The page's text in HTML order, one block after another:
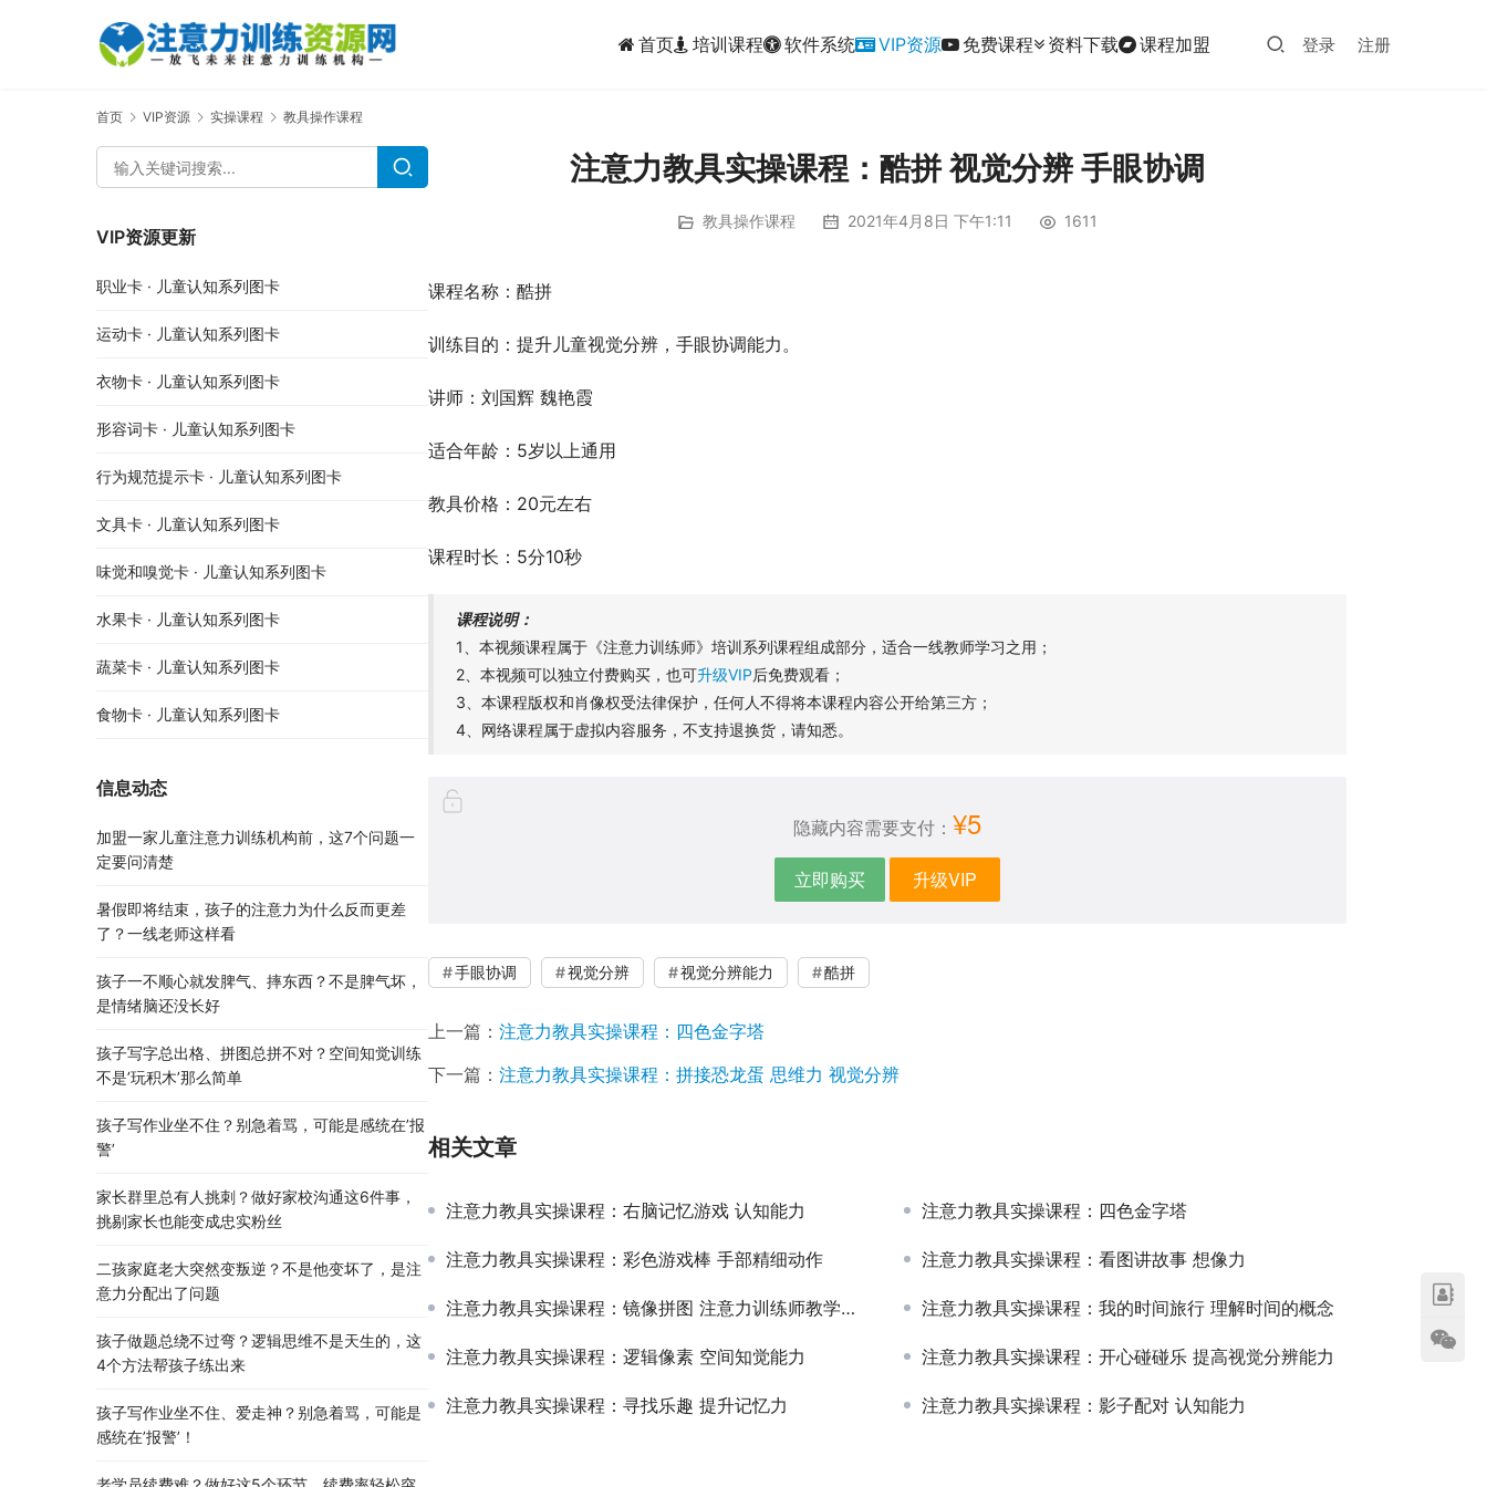
首页 培训课程 软件系统 VIP资源 免费课程 资料下载 课程加盟 登录 注册
首页 VIP资源 实操课程 教具操作课程
注意力教具实操课程：酷拼 视觉分辨 手眼协调
教具操作课程 2021年4月8日 下午1:11 1611
课程名称：酷拼
训练目的：提升儿童视觉分辨，手眼协调能力。
讲师：刘国辉 魏艳霞
适合年龄：5岁以上通用
教具价格：20元左右
课程时长：5分10秒
课程说明：
1、本视频课程属于《注意力训练师》培训系列课程组成部分，适合一线教师学习之用；
2、本视频可以独立付费购买，也可升级VIP后免费观看；
3、本课程版权和肖像权受法律保护，任何人不得将本课程内容公开给第三方；
4、网络课程属于虚拟内容服务，不支持退换货，请知悉。
隐藏内容需要支付： ¥5
立即购买 升级VIP
手眼协调 视觉分辨 视觉分辨能力 酷拼
上一篇： 注意力教具实操课程：四色金字塔
下一篇： 注意力教具实操课程：拼接恐龙蛋 思维力 视觉分辨
相关文章
注意力教具实操课程：右脑记忆游戏 认知能力 注意力教具实操课程：四色金字塔
注意力教具实操课程：彩色游戏棒 手部精细动作 注意力教具实操课程：看图讲故事 想像力
注意力教具实操课程：镜像拼图 注意力训练师教学示范视频教程 注意力教具实操课程：我的时间旅行 理解时间的概念
注意力教具实操课程：逻辑像素 空间知觉能力 注意力教具实操课程：开心碰碰乐 提高视觉分辨能力
注意力教具实操课程：寻找乐趣 提升记忆力 注意力教具实操课程：影子配对 认知能力
VIP资源更新
职业卡 · 儿童认知系列图卡
运动卡 · 儿童认知系列图卡
衣物卡 · 儿童认知系列图卡
形容词卡 · 儿童认知系列图卡
行为规范提示卡 · 儿童认知系列图卡
文具卡 · 儿童认知系列图卡
味觉和嗅觉卡 · 儿童认知系列图卡
水果卡 · 儿童认知系列图卡
蔬菜卡 · 儿童认知系列图卡
食物卡 · 儿童认知系列图卡
信息动态
加盟一家儿童注意力训练机构前，这7个问题一
定要问清楚
暑假即将结束，孩子的注意力为什么反而更差
了？一线老师这样看
孩子一不顺心就发脾气、摔东西？不是脾气坏，
是情绪脑还没长好
孩子写字总出格、拼图总拼不对？空间知觉训练
不是’玩积木’那么简单
孩子写作业坐不住？别急着骂，可能是感统在’报
警’
家长群里总有人挑刺？做好家校沟通这6件事，
挑剔家长也能变成忠实粉丝
二孩家庭老大突然变叛逆？不是他变坏了，是注
意力分配出了问题
孩子做题总绕不过弯？逻辑思维不是天生的，这
4个方法帮孩子练出来
孩子写作业坐不住、爱走神？别急着骂，可能是
感统在’报警’！